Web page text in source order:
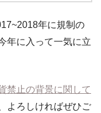
年に規制の
年に入って一気に立
禁止の背景に関して
よろしければぜひご